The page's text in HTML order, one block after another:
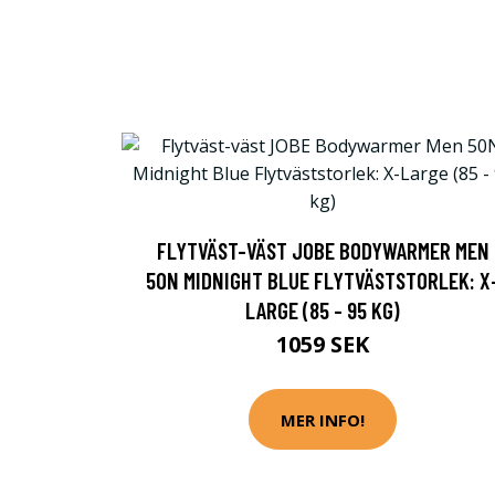
FLYTVÄST-VÄST JOBE BODYWARMER MEN
50N MIDNIGHT BLUE FLYTVÄSTSTORLEK:
LARGE (85 - 95 KG)
1059 SEK
MER INFO!